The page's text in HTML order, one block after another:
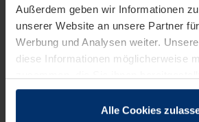
Außerdem geben wir Informationen
unserer Website an unsere Partner
Werbung und Analysen weiter.
diese Informationen möglicherweise
sie im Rahmen Ihrer Nutzung der
Alle Cookies